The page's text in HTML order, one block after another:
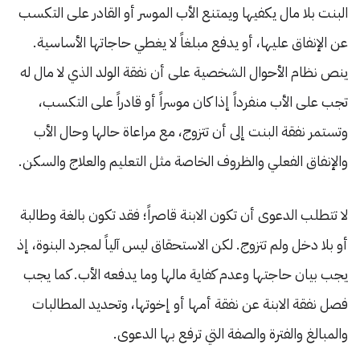
البنت بلا مال يكفيها ويمتنع الأب الموسر أو القادر على التكسب
عن الإنفاق عليها، أو يدفع مبلغاً لا يغطي حاجاتها الأساسية.
ينص نظام الأحوال الشخصية على أن نفقة الولد الذي لا مال له
تجب على الأب منفرداً إذا كان موسراً أو قادراً على التكسب،
وتستمر نفقة البنت إلى أن تتزوج، مع مراعاة حالها وحال الأب
والإنفاق الفعلي والظروف الخاصة مثل التعليم والعلاج والسكن.
لا تتطلب الدعوى أن تكون الابنة قاصراً؛ فقد تكون بالغة وطالبة
أو بلا دخل ولم تتزوج. لكن الاستحقاق ليس آلياً لمجرد البنوة، إذ
يجب بيان حاجتها وعدم كفاية مالها وما يدفعه الأب. كما يجب
فصل نفقة الابنة عن نفقة أمها أو إخوتها، وتحديد المطالبات
والمبالغ والفترة والصفة التي ترفع بها الدعوى.